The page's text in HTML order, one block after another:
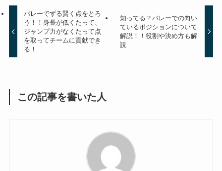
バレーでずる賢く点をとろ
う！！身長が低くたって、
ジャンプ力がなくたって点
を取ってチームに貢献でき
る！
知ってる？バレーでの向い
ているポジションについて
解説！！役割や決め方も解
説
この記事を書いた人